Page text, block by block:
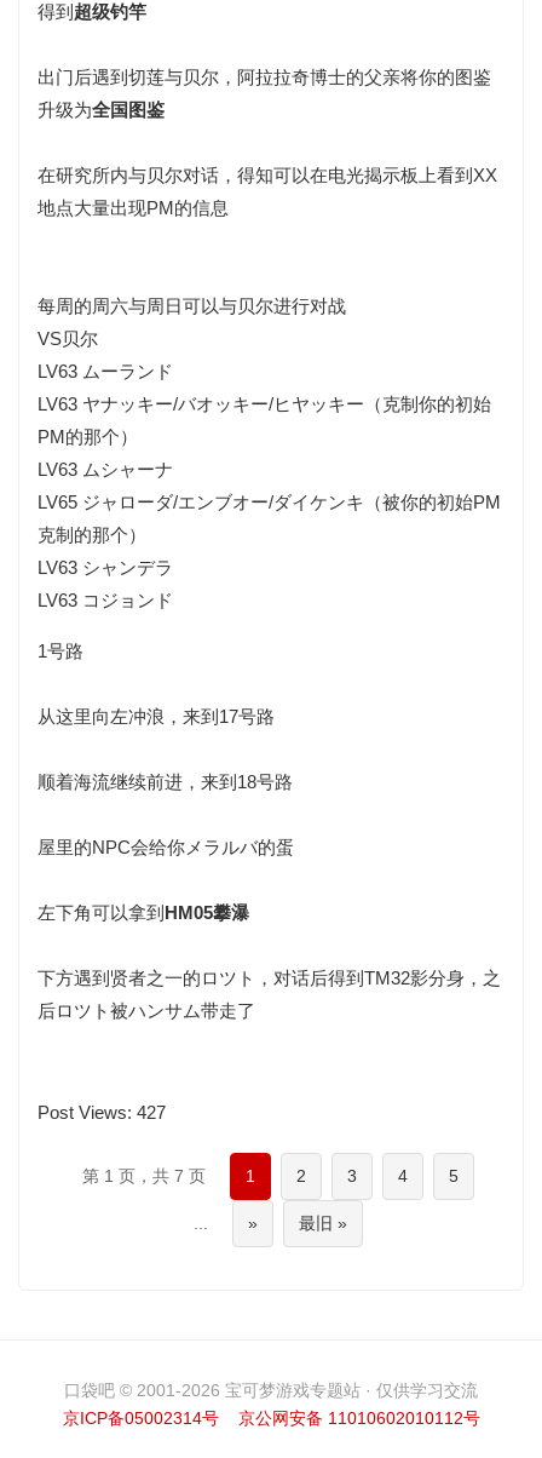
得到 超级钓竿
出门后遇到切莲与贝尔，阿拉拉奇博士的父亲将你的图鉴
升级为全国图鉴
在研究所内与贝尔对话，得知可以在电光揭示板上看到XX
地点大量出现PM的信息
每周的周六与周日可以与贝尔进行对战
VS贝尔
LV63 ムーランド
LV63 ヤナッキー/バオッキー/ヒヤッキー（克制你的初始
PM的那个）
LV63 ムシャーナ
LV65 ジャローダ/エンブオー/ダイケンキ（被你的初始PM
克制的那个）
LV63 シャンデラ
LV63 コジョンド
1号路
从这里向左冲浪，来到17号路
顺着海流继续前进，来到18号路
屋里的NPC会给你メラルバ的蛋
左下角可以拿到 HM05攀瀑
下方遇到贤者之一的ロツト，对话后得到TM32影分身，之
后ロツト被ハンサム带走了
Post Views: 427
第 1 页，共 7 页 1 2 3 4 5
» 最旧 »
口袋吧 © 2001-2026 宝可梦游戏专题站 · 仅供学习交流
京ICP备05002314号
京公网安备 11010602010112号